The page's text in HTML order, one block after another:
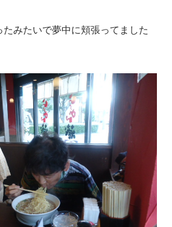
みたいで夢中に頬張ってました